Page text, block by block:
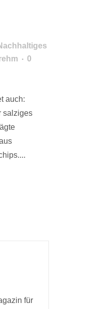
0
auch:
salziges
für